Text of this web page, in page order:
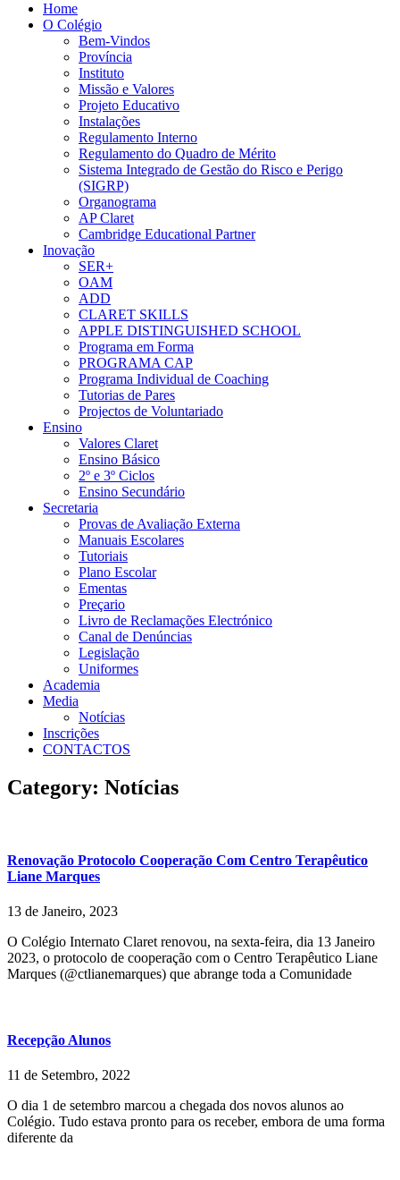
Home
O Colégio
Bem-Vindos
Província
Instituto
Missão e Valores
Projeto Educativo
Instalações
Regulamento Interno
Regulamento do Quadro de Mérito
Sistema Integrado de Gestão do Risco e Perigo
(SIGRP)
Organograma
AP Claret
Cambridge Educational Partner
Inovação
SER+
OAM
ADD
CLARET SKILLS
APPLE DISTINGUISHED SCHOOL
Programa em Forma
PROGRAMA CAP
Programa Individual de Coaching
Tutorias de Pares
Projectos de Voluntariado
Ensino
Valores Claret
Ensino Básico
2º e 3º Ciclos
Ensino Secundário
Secretaria
Provas de Avaliação Externa
Manuais Escolares
Tutoriais
Plano Escolar
Ementas
Preçario
Livro de Reclamações Electrónico
Canal de Denúncias
Legislação
Uniformes
Academia
Media
Notícias
Inscrições
CONTACTOS
Category: Notícias
Renovação Protocolo Cooperação Com Centro Terapêutico
Liane Marques
13 de Janeiro, 2023
O Colégio Internato Claret renovou, na sexta-feira, dia 13 Janeiro
2023, o protocolo de cooperação com o Centro Terapêutico Liane
Marques (@ctlianemarques) que abrange toda a Comunidade
Recepção Alunos
11 de Setembro, 2022
O dia 1 de setembro marcou a chegada dos novos alunos ao
Colégio. Tudo estava pronto para os receber, embora de uma forma
diferente da